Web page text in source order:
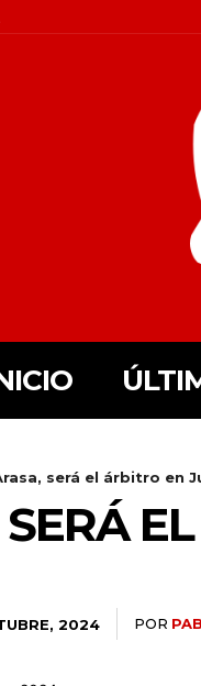
será el árbitro en
2024 POR